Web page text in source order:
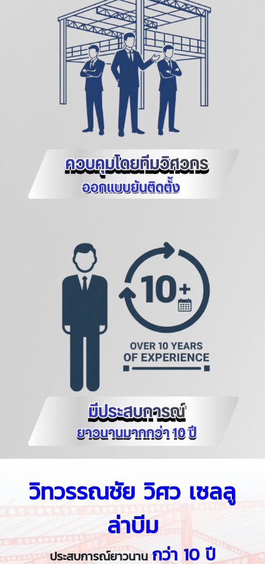
วิทวรรณชัย วิศว เซลลู
ล่าบีม
ประสบการณ์ยาวนานกว่า 10 ปี